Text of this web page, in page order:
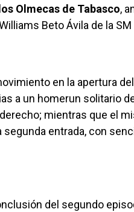
Olmecas de Tabasco,
Beto Ávila de la SM
en la apertura
a un homerun solitario
mientras que el
segunda entrada, con
del segundo